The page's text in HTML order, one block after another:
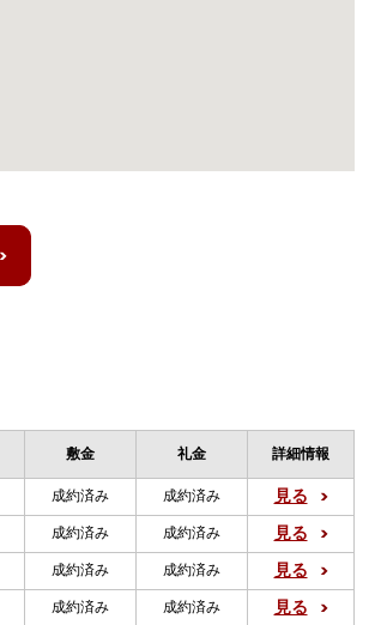
敷金 礼金 詳細情報
成約済み 成約済み 見る
成約済み 成約済み 見る
成約済み 成約済み 見る
成約済み 成約済み 見る